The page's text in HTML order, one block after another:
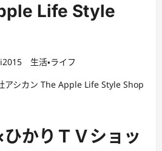
Life Style
生活・ライフ
アシカン The Apple Life Style Shop
ひかりＴＶショッ